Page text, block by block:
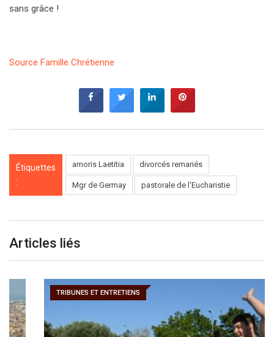
sans grâce !
Source Famille Chrétienne
Étiquettes
:
amoris Laetitia divorcés remariés
Mgr de Germay pastorale de l'Eucharistie
Articles liés
TRIBUNES ET ENTRETIENS